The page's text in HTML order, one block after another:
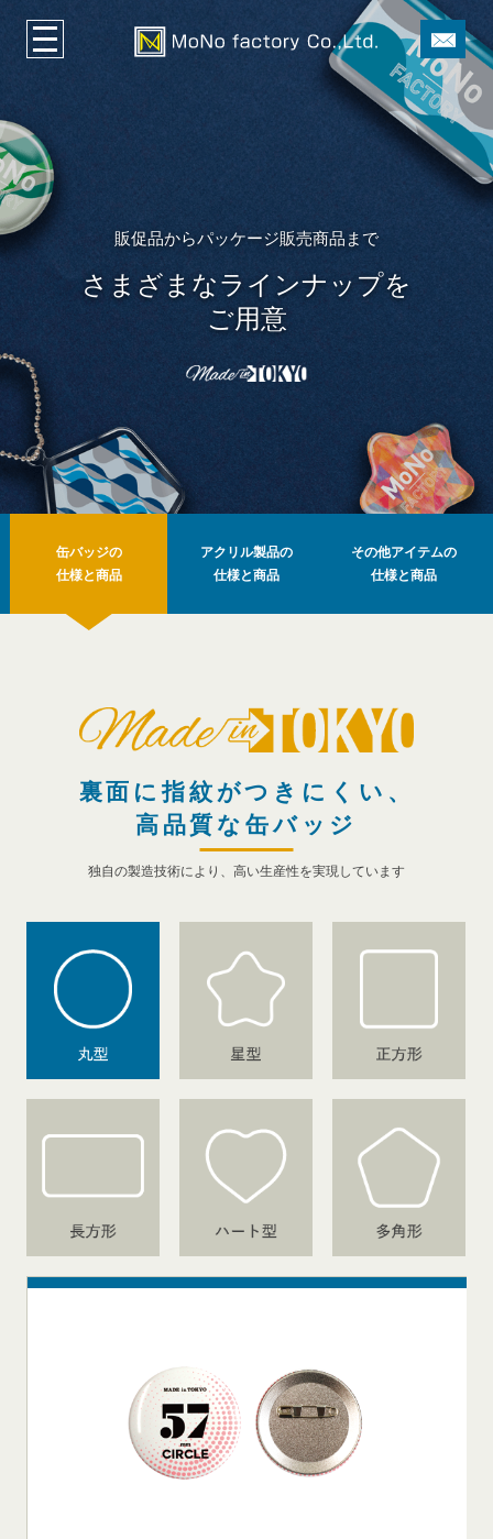
販促品からパッケージ販売商品まで
さまざまなラインナップを
ご用意
缶バッジの
仕様と商品
アクリル製品の
仕様と商品
その他アイテムの
仕様と商品
裏面に指紋がつきにくい、
高品質な缶バッジ
独自の製造技術により、高い生産性を実現しています